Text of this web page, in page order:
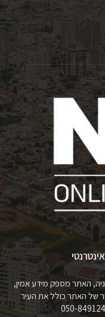
האתר מספק מידע אמין,
של האתר כולל את העיר